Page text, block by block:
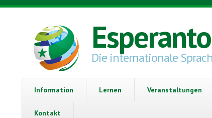
Direkt zum Inhalt
Die internationale
Information Lernen Veranstaltungen
Kontakt